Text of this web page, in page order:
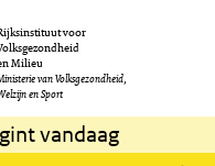
voor
Milieu
van Volksgezondheid,
en Sport
vandaag